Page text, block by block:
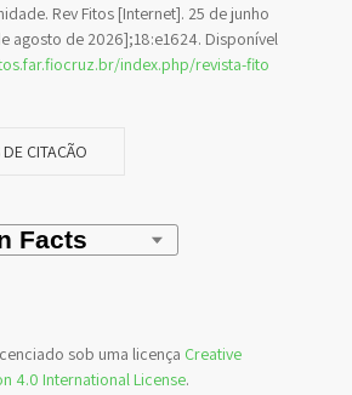
Rev Fitos [Internet]. 25 de junho
agosto de 2026];18:e1624. Disponível
index.php/revista-fito
CITAÇÃO
sob uma licença Creative
4.0 International License.